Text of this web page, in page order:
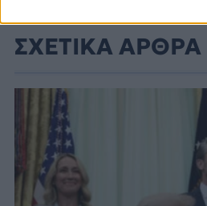
ΣΧΕΤΙΚΑ ΑΡΘΡΑ